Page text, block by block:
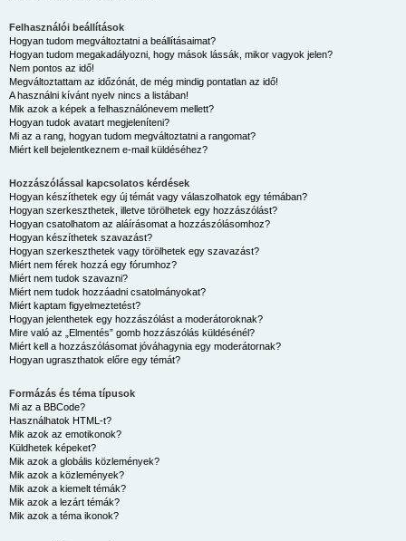
Felhasználói beállítások
Hogyan tudom megváltoztatni a beállításaimat?
Hogyan tudom megakadályozni, hogy mások lássák, mikor vagyok jelen?
Nem pontos az idő!
Megváltoztattam az időzónát, de még mindig pontatlan az idő!
A használni kívánt nyelv nincs a listában!
Mik azok a képek a felhasználónevem mellett?
Hogyan tudok avatart megjeleníteni?
Mi az a rang, hogyan tudom megváltoztatni a rangomat?
Miért kell bejelentkeznem e-mail küldéséhez?
Hozzászólással kapcsolatos kérdések
Hogyan készíthetek egy új témát vagy válaszolhatok egy témában?
Hogyan szerkeszthetek, illetve törölhetek egy hozzászólást?
Hogyan csatolhatom az aláírásomat a hozzászólásomhoz?
Hogyan készíthetek szavazást?
Hogyan szerkeszthetek vagy törölhetek egy szavazást?
Miért nem férek hozzá egy fórumhoz?
Miért nem tudok szavazni?
Miért nem tudok hozzáadni csatolmányokat?
Miért kaptam figyelmeztetést?
Hogyan jelenthetek egy hozzászólást a moderátoroknak?
Mire való az „Elmentés” gomb hozzászólás küldésénél?
Miért kell a hozzászólásomat jóváhagynia egy moderátornak?
Hogyan ugraszthatok előre egy témát?
Formázás és téma típusok
Mi az a BBCode?
Használhatok HTML-t?
Mik azok az emotikonok?
Küldhetek képeket?
Mik azok a globális közlemények?
Mik azok a közlemények?
Mik azok a kiemelt témák?
Mik azok a lezárt témák?
Mik azok a téma ikonok?